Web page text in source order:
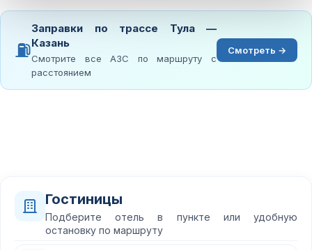
⛽
Заправки по трассе Тула —
Казань
Смотрите все АЗС по маршруту с
расстоянием
Смотреть →
Гостиницы
Подберите отель в пункте или удобную
остановку по маршруту